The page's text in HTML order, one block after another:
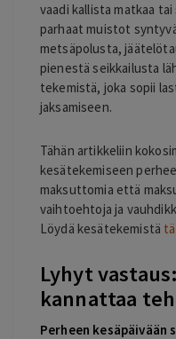
vaadi kallista matkaa
parhaat muistot
metsäpolusta,
pienestä seikkailusta
tekemistä, joka sopii
jaksamiseen.
Tähän artikkeliin
kesätekemiseen
maksuttomia että
vaihtoehtoja ja
Löydä kesätekemistä
Lyhyt
kannattaa
Perheen